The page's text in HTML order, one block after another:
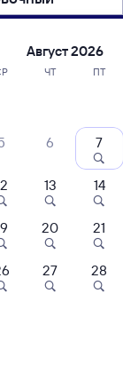
Август 2026
ЧТ ПТ
6 7
13 14
20 21
27 28